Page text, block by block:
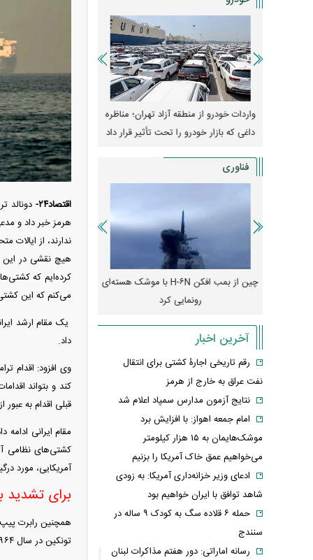
اقتصاد۲۴-
دونالد
هرمز خبر داد و
ندارند، از ایالات
هیچ نقشی در این
کرده‌ایم که
می‌کنم که این
یک مقام ارشد
داد.
وی افزود: اقدام
کند و بتواند
قبلی اقدام به
مقام ایرانی
کشتی‌های نظامی
آمریکایی، مورد
برای تشدید
همچنین رابرت
تونکین در سال ۱۹۶۴ است.
واردات خودرو از منطقه آزاد تهران؛ مناظره
داغی که بازار خودرو را تحت تأثیر قرار داد
قیمت خودرو وارد
واکنش بازار به
فناوری
چین از بمب افکن H-۶N با موشک هسته‌ای
رونمایی کرد
پهپاد رهگیر یا موشک
کدامیک
آخرین اخبار
رقم تاریخی اجارۀ کشتی برای انتقال
نفت عراق به خارج از هرمز
نتایج آزمون مدارس سمپاد اعلام شد
امام‌ جمعه اهواز: با افزایش برد
موشک‌هایمان به ۱۵ هزار کیلومتر
می‌خواهیم عمق خاک آمریکا را بزنیم
ادعای وزیر خزانه‌داری آمریکا: به زودی
شاهد توافق با ایران خواهیم بود
حمله ۶ قلاده سگ به کودک ۹ ساله در
سنندج
رسانه اماراتی: دور هفتم مذاکرات لبنان